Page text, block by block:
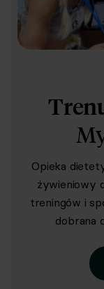
Opieka
żywieniowy
treningów i
dobrana